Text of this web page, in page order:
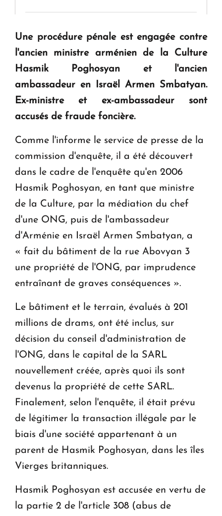
question d'un référendum ne se pose pas. "
KASA : 30 ans d'audace, de résilience et d'avenir
en Arménie
Le premier hôtel Hyatt Regency d'Arménie
Une procédure pénale est engagée contre
l'ancien ministre arménien de la Culture
Hasmik Poghosyan et l'ancien
ambassadeur en Israël Armen Smbatyan.
Ex-ministre et ex-ambassadeur sont
accusés de fraude foncière.
Comme l'informe le service de presse de la
commission d'enquête, il a été découvert
dans le cadre de l'enquête qu'en 2006
Hasmik Poghosyan, en tant que ministre
de la Culture, par la médiation du chef
d'une ONG, puis de l'ambassadeur
d'Arménie en Israël Armen Smbatyan, a
« fait du bâtiment de la rue Abovyan 3
une propriété de l'ONG, par imprudence
entraînant de graves conséquences ».
Le bâtiment et le terrain, évalués à 201
millions de drams, ont été inclus, sur
décision du conseil d'administration de
l'ONG, dans le capital de la SARL
nouvellement créée, après quoi ils sont
devenus la propriété de cette SARL.
Finalement, selon l'enquête, il était prévu
de légitimer la transaction illégale par le
biais d'une société appartenant à un
parent de Hasmik Poghosyan, dans les îles
Vierges britanniques.
Hasmik Poghosyan est accusée en vertu de
la partie 2 de l'article 308 (abus de